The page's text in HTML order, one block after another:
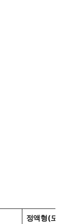
정액형(모두